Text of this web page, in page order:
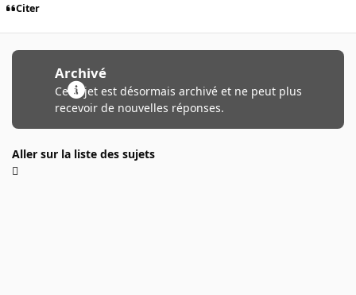
Citer
Archivé
Ce sujet est désormais archivé et ne peut plus
recevoir de nouvelles réponses.
Aller sur la liste des sujets